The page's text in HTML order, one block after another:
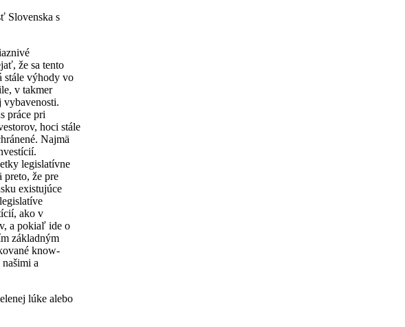
Slovenska s
že sa tento
stále výhody vo
v takmer
vybavenosti.
práce pri
hoci stále
Najmä
legislatívne
preto, že pre
existujúce
ako v
a pokiaľ ide o
základným
know-
a
lúke alebo